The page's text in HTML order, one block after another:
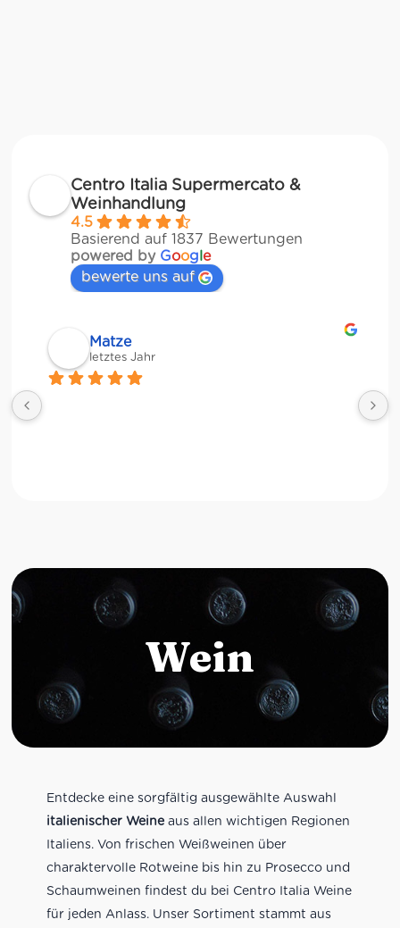
Centro Italia Supermercato &
Weinhandlung
4.5
Basierend auf 1837 Bewertungen
powered by Google
bewerte uns auf
Matze
letztes Jahr
Wein
Entdecke eine sorgfältig ausgewählte Auswahl
italienischer Weineaus allen wichtigen Regionen
Italiens. Von frischen Weißweinen über
charaktervolle Rotweine bis hin zu Prosecco und
Schaumweinen findest du bei Centro Italia Weine
für jeden Anlass. Unser Sortiment stammt aus